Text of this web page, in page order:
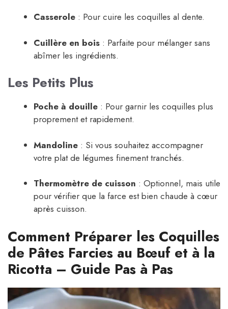
Casserole : Pour cuire les coquilles al dente.
Cuillère en bois : Parfaite pour mélanger sans
abîmer les ingrédients.
Les Petits Plus
Poche à douille : Pour garnir les coquilles plus
proprement et rapidement.
Mandoline : Si vous souhaitez accompagner
votre plat de légumes finement tranchés.
Thermomètre de cuisson : Optionnel, mais utile
pour vérifier que la farce est bien chaude à cœur
après cuisson.
Comment Préparer les Coquilles
de Pâtes Farcies au Bœuf et à la
Ricotta – Guide Pas à Pas